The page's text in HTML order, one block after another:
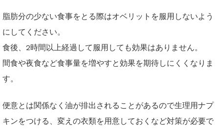
脂肪分の少ない食事をとる際はオベリットを服用しないよう
にしてください。
食後、2時間以上経過して服用しても効果はありません。
間食や夜食など食事量を増やすと効果を期待しにくくなりま
す。
便意とは関係なく油が排出されることがあるので生理用ナプ
キンをつける、変えの衣類を用意しておくなど対策が必要で